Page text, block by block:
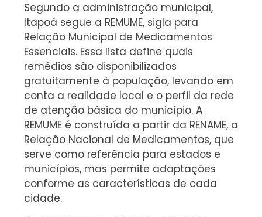
Segundo a administração municipal,
Itapoá segue a REMUME, sigla para
Relação Municipal de Medicamentos
Essenciais. Essa lista define quais
remédios são disponibilizados
gratuitamente à população, levando em
conta a realidade local e o perfil da rede
de atenção básica do município. A
REMUME é construída a partir da RENAME, a
Relação Nacional de Medicamentos, que
serve como referência para estados e
municípios, mas permite adaptações
conforme as características de cada
cidade.